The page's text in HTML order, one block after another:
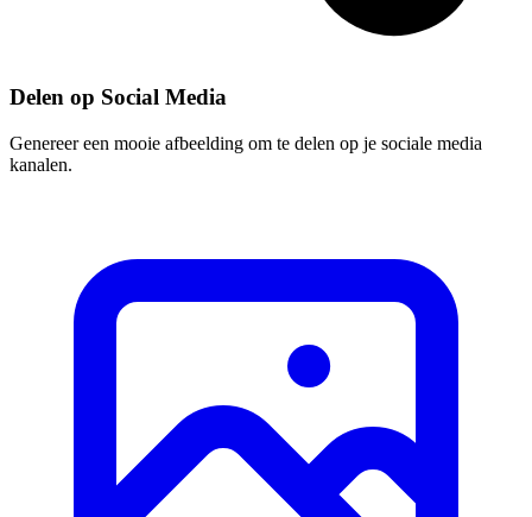
Delen op Social Media
Genereer een mooie afbeelding om te delen op je sociale media
kanalen.